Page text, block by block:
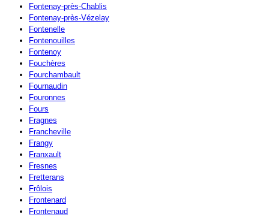
Fontenay-près-Chablis
Fontenay-près-Vézelay
Fontenelle
Fontenouilles
Fontenoy
Fouchères
Fourchambault
Fournaudin
Fouronnes
Fours
Fragnes
Francheville
Frangy
Franxault
Fresnes
Fretterans
Frôlois
Frontenard
Frontenaud